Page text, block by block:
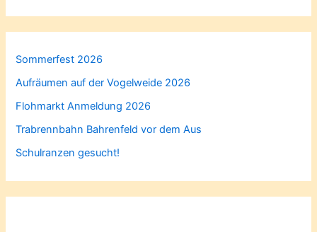
Sommerfest 2026
Aufräumen auf der Vogelweide 2026
Flohmarkt Anmeldung 2026
Trabrennbahn Bahrenfeld vor dem Aus
Schulranzen gesucht!